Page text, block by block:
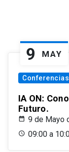
9 MAY
Conferencias
IA ON:
Futuro.
9 de Mayo
09:00 a